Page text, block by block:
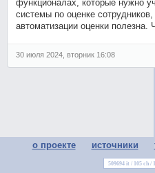
функционалах, которые нужно
системы по оценке
автоматизации оценки полезна.
30 июля 2024, вторник 16:08
о проекте источники
509694 it / 105 ch /